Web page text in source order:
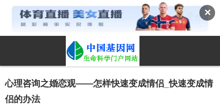
✕
心理咨询之婚恋观——怎样快速变成情侣_快速变成情
侣的办法